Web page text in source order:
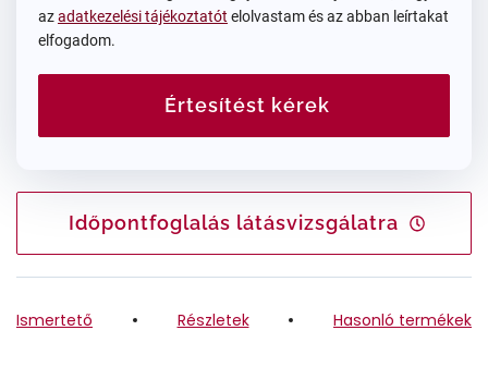
azadatkezelési tájékoztatót elolvastam és az abban leírtakat
elfogadom.
Értesítést kérek
Időpontfoglalás látásvizsgálatra
Ismertető Részletek Hasonló termékek